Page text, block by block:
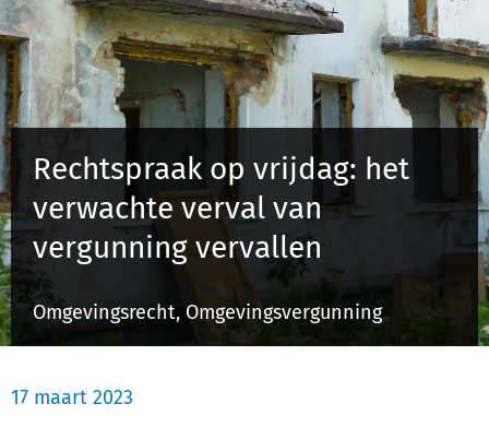
Infographics
Producten
Opleidingen
Juridisch Advies
Schulinck Omgevingsrecht Databank
Over ons
Contact
Rechtspraak op vrijdag: het
verwachte verval van
vergunning vervallen
Omgevingsrecht, Omgevingsvergunning
17 maart 2023